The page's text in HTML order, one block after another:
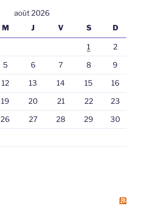
août 2026
M J V S D
1 2
5 6 7 8 9
12 13 14 15 16
19 20 21 22 23
26 27 28 29 30